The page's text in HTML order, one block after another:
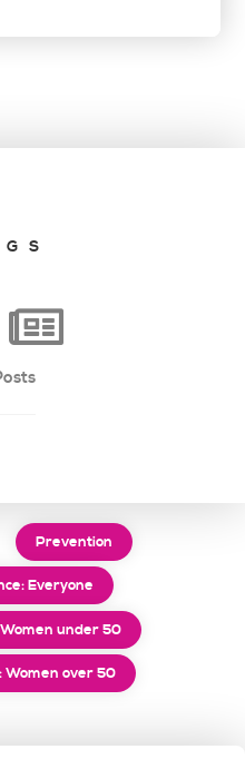
Prevention
Everyone
under 50
Women over 50